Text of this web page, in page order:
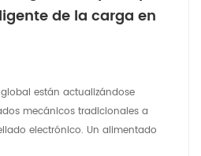
de la carga en
están actualizándose
mecánicos tradicionales a
electrónico. Un alimentado